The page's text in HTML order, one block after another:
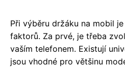
Při výběru držáku na mobil
faktorů. Za prvé, je třeba
vaším telefonem. Existují
jsou vhodné pro většinu